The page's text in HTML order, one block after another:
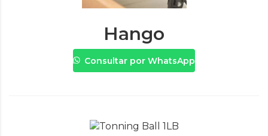
Hango
Consultar por WhatsApp